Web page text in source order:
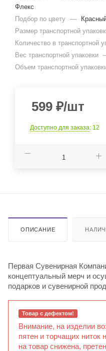
Флекс
Подбор по цвету —
Размер транспортной
Количество в транспортной
Вес транспортной упаковки
Объем транспортной
599 ₽/шт
Доступно для заказа: 12
ОПИСАНИЕ
Первая Сувенирная
концептуальный мерч и
подарков и сувенирной
Товар с дефектом!
Внимание, на изделии
пятен и торчащих ниток
на товар снижена,